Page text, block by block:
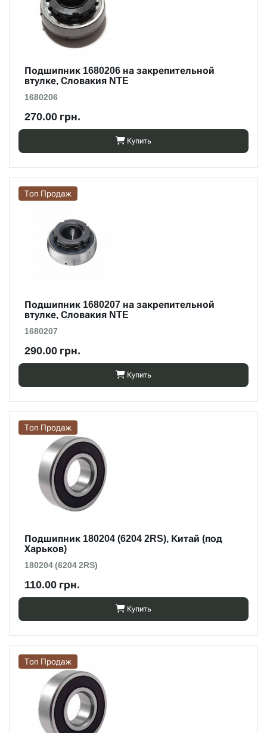
Подшипник 1680206 на закрепительной
втулке, Словакия NTE
1680206
270.00 грн.
Купить
Топ Продаж
Подшипник 1680207 на закрепительной
втулке, Словакия NTE
1680207
290.00 грн.
Купить
Топ Продаж
Подшипник 180204 (6204 2RS), Китай (под
Харьков)
180204 (6204 2RS)
110.00 грн.
Купить
Топ Продаж